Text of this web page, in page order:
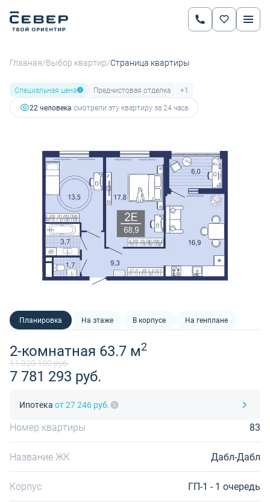
Главная/Выбор квартир/Страница квартиры
Специальная цена Предчистовая отделка
+1
22 человекa смотрели эту квартиру за 24 часа
Планировка На этаже В корпусе На генплане
2-комнатная 63.7 м2
11 020 100 руб.
7 781 293 руб.
Ипотека от 27 246 руб.
Номер квартиры 83
Название ЖК Дабл-Дабл
Корпус ГП-1 - 1 очередь